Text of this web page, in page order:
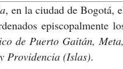
, en la ciudad de Bogotá,
episcopalmente
de Puerto Gaitán, Meta,
Providencia (Islas).